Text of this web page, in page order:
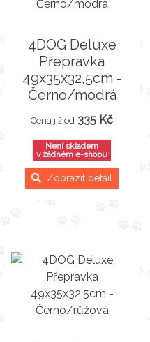
4DOG Deluxe
Přepravka
49x35x32,5cm -
Černo/modrá
Cena již od 335 Kč
Není skladem
v žádném e-shopu
Zobrazit detail